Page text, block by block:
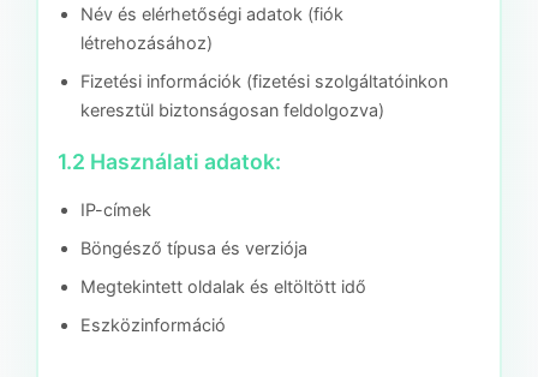
Név és elérhetőségi adatok (fiók
létrehozásához)
Fizetési információk (fizetési szolgáltatóinkon
keresztül biztonságosan feldolgozva)
1.2 Használati adatok:
IP-címek
Böngésző típusa és verziója
Megtekintett oldalak és eltöltött idő
Eszközinformáció